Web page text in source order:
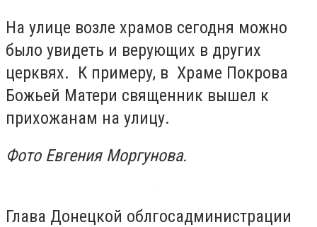
На улице возле храмов сегодня можно
было увидеть и верующих в других
церквях. К примеру, в Храме Покрова
Божьей Матери священник вышел к
прихожанам на улицу.
Фото Евгения Моргунова.
Глава Донецкой облгосадминистрации